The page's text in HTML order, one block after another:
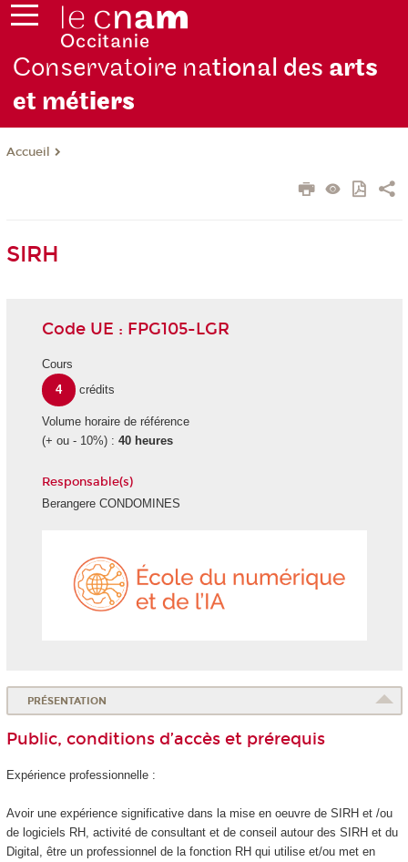
Conservatoire national des arts
et métiers
Accueil
SIRH
Code UE : FPG105-LGR
Cours
4
crédits
Volume horaire de référence
(+ ou - 10%) : 40 heures
Responsable(s)
Berangere CONDOMINES
PRÉSENTATION
Public, conditions d’accès et prérequis
Expérience professionnelle :
Avoir une expérience significative dans la mise en oeuvre de SIRH et /ou
de logiciels RH, activité de consultant et de conseil autour des SIRH et du
Digital, être un professionnel de la fonction RH qui utilise et/ou met en